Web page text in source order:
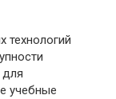
учебные